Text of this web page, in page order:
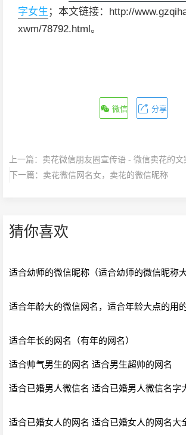
字女生 ；本文链接：http://
xwm/78792.html。
微信 分享
上一篇： 卖花微信朋友圈宣传语 - 微信卖花的文
下一篇： 卖花微信网名女，卖花的微信昵称
猜你喜欢
适合幼师的微信昵称（适合幼师的微信昵称大
适合年龄大的微信网名，适合年龄大点的用
适合年长的网名（有年的网名）
适合帅气男生的网名 适合男生超帅的网名
适合已婚男人微信名 适合已婚男人微信名字
适合已婚女人的网名 适合已婚女人的网名大